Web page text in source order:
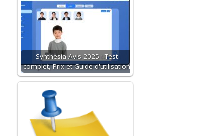
Synthesia Avis 2025 : Test
complet, Prix et Guide d'utilisation